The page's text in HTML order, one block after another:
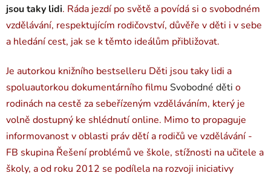
jsou taky lidi. Ráda jezdí po světě a povídá si o svobodném
vzdělávání, respektujícím rodičovství, důvěře v děti i v sebe
a hledání cest, jak se k těmto ideálům přibližovat.
Je autorkou knižního bestselleru Děti jsou taky lidi a
spoluautorkou dokumentárního filmu Svobodné děti o
rodinách na cestě za sebeřízeným vzděláváním, který je
volně dostupný ke shlédnutí online. Mimo to propaguje
informovanost v oblasti práv dětí a rodičů ve vzdělávání -
FB skupina Řešení problémů ve škole, stížnosti na učitele a
školy, a od roku 2012 se podílela na rozvoji iniciativy